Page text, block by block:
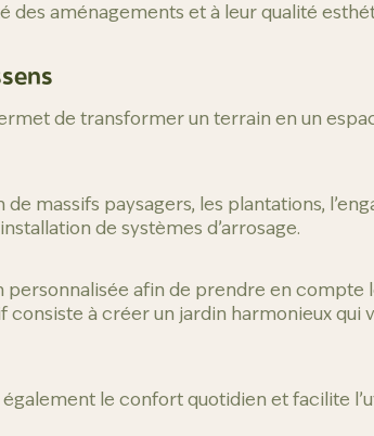
aménagements et à leur qualité
de transformer un terrain en un
massifs paysagers, les plantations,
de systèmes d’arrosage.
personnalisée afin de prendre en
à créer un jardin harmonieux qui
le confort quotidien et facilite